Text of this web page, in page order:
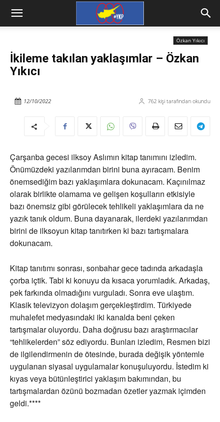
Özkan Yıkıcı
İkileme takılan yaklaşımlar – Özkan
Yıkıcı
762 kişi tarafından okundu
12/10/2022
Çarşanba gecesi ilksoy Aslımın kitap tanımını izledim.
Önümüzdeki yazılarımdan birini buna ayıracam. Benim
önemsediğim bazı yaklaşımlara dokunacam. Kaçınılmaz
olarak birlikte olamama ve gelişen koşulların etkisiyle
bazı önemsiz gibi görülecek tehlikeli yaklaşımlara da ne
yazık tanık oldum. Buna dayanarak, ilerdeki yazılarımdan
birini de ilksoyun kitap tanıtırken ki bazı tartışmalara
dokunacam.
Kitap tanıtımı sonrası, sonbahar gece tadında arkadaşla
çorba içtik. Tabi ki konuyu da kısaca yorumladık. Arkadaş,
pek farkında olmadığını vurguladı. Sonra eve ulaştım.
Klasik televizyon dolaşım gerçekleştirdim. Türkiyede
muhalefet medyasındaki iki kanalda beni çeken
tartışmalar oluyordu. Daha doğrusu bazı araştırmacılar
“tehlikelerden” söz ediyordu. Bunları izledim, Resmen bizi
de ilgilendirmenin de ötesinde, burada değişik yöntemle
uygulanan siyasal uygulamalar konuşuluyordu. İstedim ki
kıyas veya bütünleştirici yaklaşım bakımından, bu
tartışmalardan özünü bozmadan özetler yazmak içimden
geldi.****